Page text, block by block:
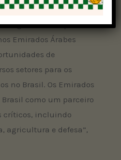
anos. Continuam
significativas para
Emirados Árabes
de
setores para os
no Brasil. Os Emirados
Brasil como um parceiro
críticos, incluindo
agricultura e defesa”,